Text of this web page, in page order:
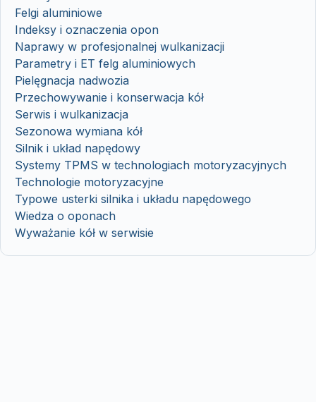
Felgi aluminiowe
Indeksy i oznaczenia opon
Naprawy w profesjonalnej wulkanizacji
Parametry i ET felg aluminiowych
Pielęgnacja nadwozia
Przechowywanie i konserwacja kół
Serwis i wulkanizacja
Sezonowa wymiana kół
Silnik i układ napędowy
Systemy TPMS w technologiach motoryzacyjnych
Technologie motoryzacyjne
Typowe usterki silnika i układu napędowego
Wiedza o oponach
Wyważanie kół w serwisie